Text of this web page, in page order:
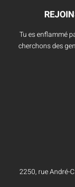
Tu es enflammé
cherchons des
2250, rue André-